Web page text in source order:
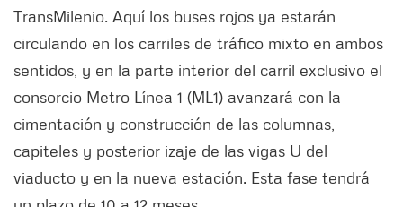
TransMilenio. Aquí los buses rojos ya estarán
circulando en los carriles de tráfico mixto en ambos
sentidos, y en la parte interior del carril exclusivo el
consorcio Metro Línea 1 (ML1) avanzará con la
cimentación y construcción de las columnas,
capiteles y posterior izaje de las vigas U del
viaducto y en la nueva estación. Esta fase tendrá